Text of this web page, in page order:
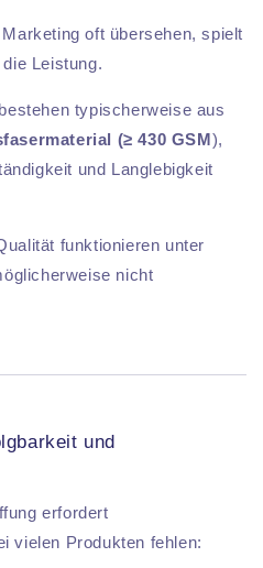
oft übersehen, spielt
Leistung.
typischerweise aus
(≥ 430 GSM),
und Langlebigkeit
funktionieren unter
nicht
und
erfordert
vielen Produkten fehlen: